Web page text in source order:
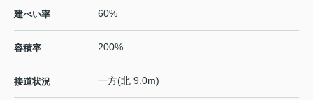
建ぺい率 60%
容積率 200%
接道状況 一方(北 9.0m)